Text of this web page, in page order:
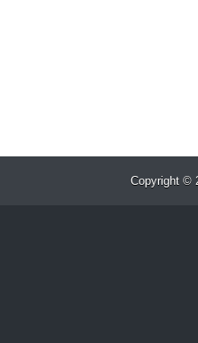
Copyright ©